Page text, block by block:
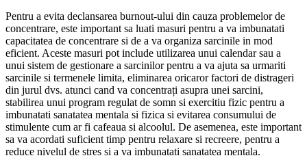
Pentru a evita declansarea burnout-ului din cauza problemelor de
concentrare, este important sa luati masuri pentru a va imbunatati
capacitatea de concentrare si de a va organiza sarcinile in mod
eficient. Aceste masuri pot include utilizarea unui calendar sau a
unui sistem de gestionare a sarcinilor pentru a va ajuta sa urmariti
sarcinile si termenele limita, eliminarea oricaror factori de distrageri
din jurul dvs. atunci cand va concentrați asupra unei sarcini,
stabilirea unui program regulat de somn si exercitiu fizic pentru a
imbunatati sanatatea mentala si fizica si evitarea consumului de
stimulente cum ar fi cafeaua si alcoolul. De asemenea, este important
sa va acordati suficient timp pentru relaxare si recreere, pentru a
reduce nivelul de stres si a va imbunatati sanatatea mentala.